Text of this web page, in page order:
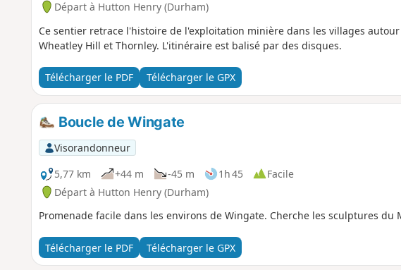
Départ à Hutton Henry (Durham)
Ce sentier retrace l'histoire de l'exploitation minière dans les villages
Wheatley Hill et Thornley. L'itinéraire est balisé par des disques.
Télécharger le PDF Télécharger le GPX
Boucle de Wingate
Visorandonneur
5,77 km
+44 m -45 m 1h 45
Facile
Départ à Hutton Henry (Durham)
Promenade facile dans les environs de Wingate. Cherche les sculptures du
Télécharger le PDF Télécharger le GPX